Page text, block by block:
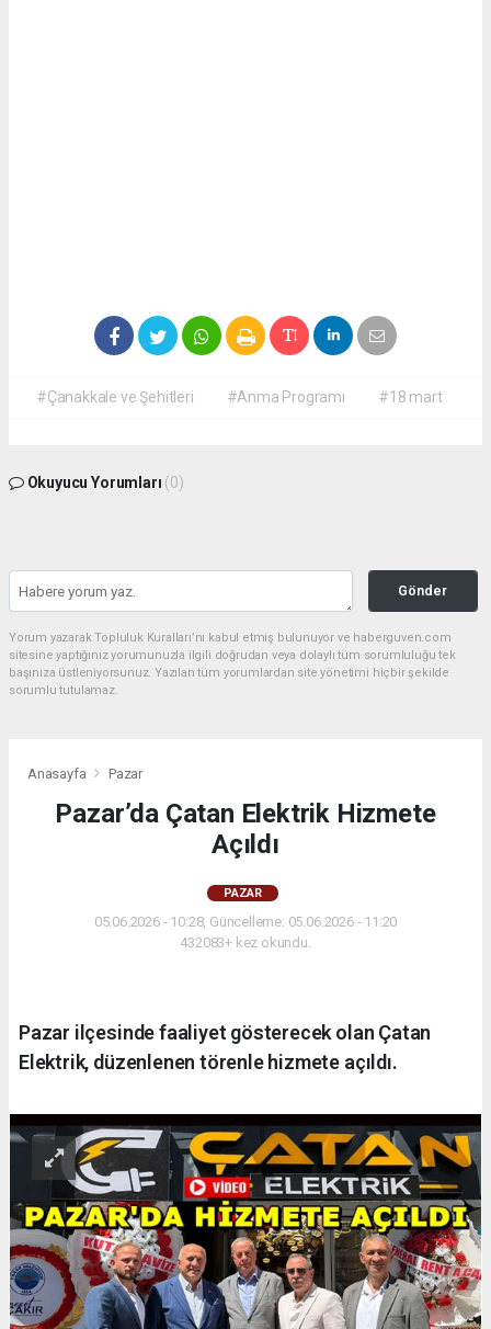
#Çanakkale ve Şehitleri #Anma Programı #18 mart
Okuyucu Yorumları (0)
Gönder
Yorum yazarak Topluluk Kuralları’nı kabul etmiş bulunuyor ve haberguven.com
sitesine yaptığınız yorumunuzla ilgili doğrudan veya dolaylı tüm sorumluluğu tek
başınıza üstleniyorsunuz. Yazılan tüm yorumlardan site yönetimi hiçbir şekilde
sorumlu tutulamaz.
Anasayfa Pazar
Pazar’da Çatan Elektrik Hizmete
Açıldı
PAZAR
05.06.2026 - 10:28, Güncelleme: 05.06.2026 - 11:20
432083+ kez okundu.
Pazar ilçesinde faaliyet gösterecek olan Çatan
Elektrik, düzenlenen törenle hizmete açıldı.